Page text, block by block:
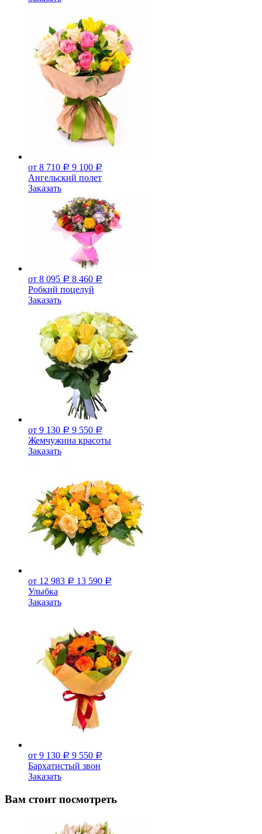
от 8 710 Р 9 100 Р
Ангельский полет
Заказать
от 8 095 Р 8 460 Р
Робкий поцелуй
Заказать
от 9 130 Р 9 550 Р
Жемчужина красоты
Заказать
от 12 983 Р 13 590 Р
Улыбка
Заказать
от 9 130 Р 9 550 Р
Бархатистый звон
Заказать
Вам стоит посмотреть